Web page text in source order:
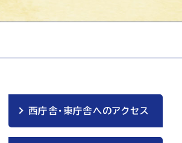
西庁舎・東庁舎へのアクセス